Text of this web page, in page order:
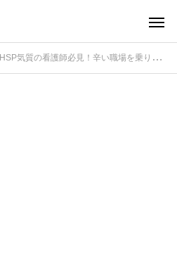
HSP気質の看護師必見！辛い職場を乗り切る方法とは